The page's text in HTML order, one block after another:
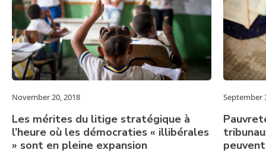
November 20, 2018
Les mérites du litige stratégique à
l’heure où les démocraties « illibérales
» sont en pleine expansion
September